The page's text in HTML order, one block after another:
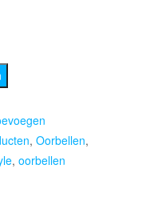
, Oorbellen,
, oorbellen